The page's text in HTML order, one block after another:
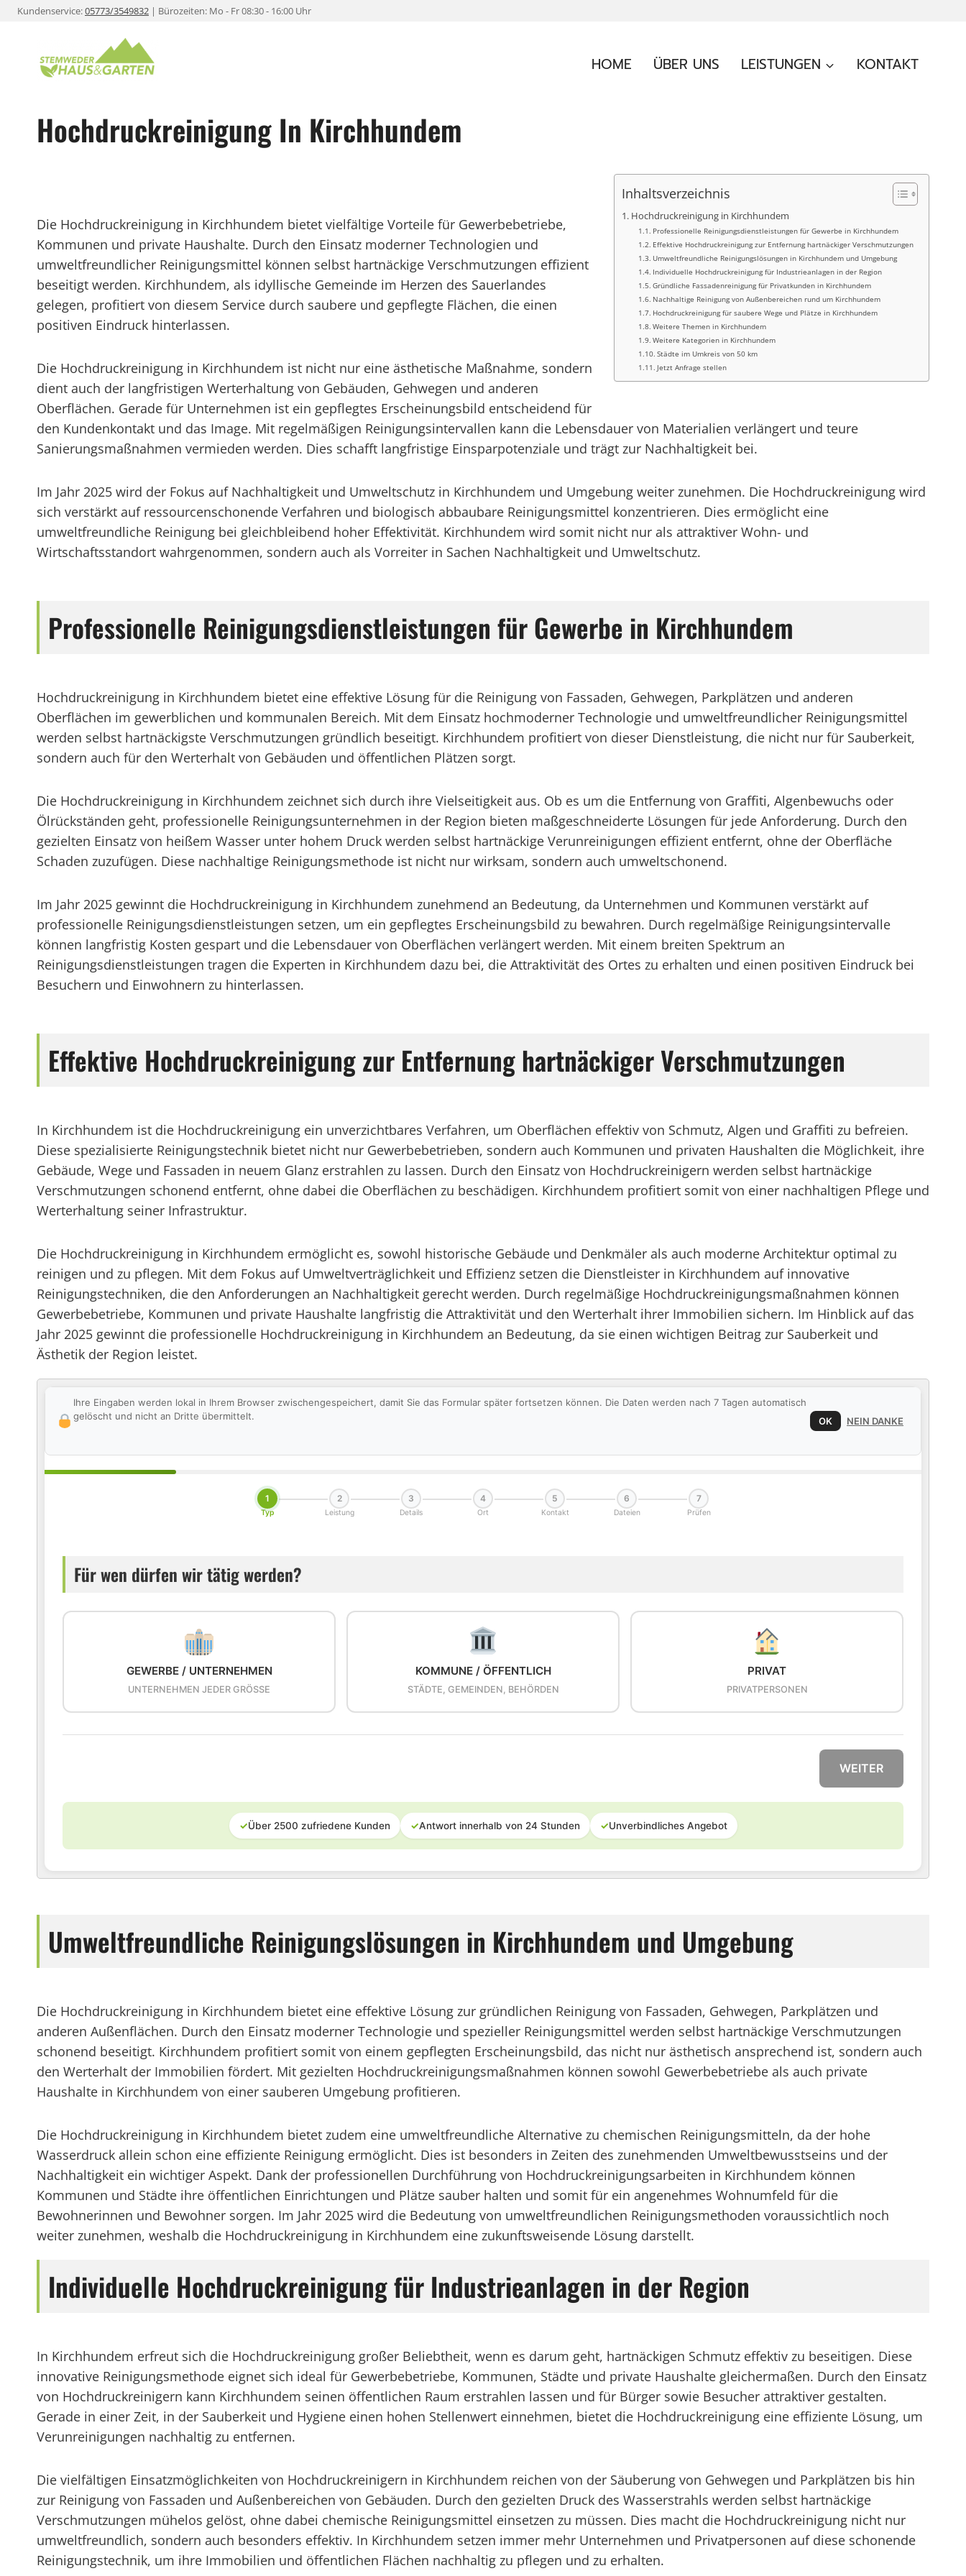
ZumKundenservice:05773/3549832 | Bürozeiten: Mo - Fr 08:30 - 16:00 Uhr
HOME ÜBER UNS LEISTUNGEN KONTAKT
Hochdruckreinigung In Kirchhundem
Inhaltsverzeichnis
Hochdruckreinigung in Kirchhundem
Professionelle Reinigungsdienstleistungen für Gewerbe in Kirchhundem
Effektive Hochdruckreinigung zur Entfernung hartnäckiger Verschmutzungen
Umweltfreundliche Reinigungslösungen in Kirchhundem und Umgebung
Individuelle Hochdruckreinigung für Industrieanlagen in der Region
Gründliche Fassadenreinigung für Privatkunden in Kirchhundem
Nachhaltige Reinigung von Außenbereichen rund um Kirchhundem
Hochdruckreinigung für saubere Wege und Plätze in Kirchhundem
Weitere Themen in Kirchhundem
Weitere Kategorien in Kirchhundem
Städte im Umkreis von 50 km
Jetzt Anfrage stellen
Die Hochdruckreinigung in Kirchhundem bietet vielfältige Vorteile für Gewerbebetriebe,
Kommunen und private Haushalte. Durch den Einsatz moderner Technologien und
umweltfreundlicher Reinigungsmittel können selbst hartnäckige Verschmutzungen effizient
beseitigt werden. Kirchhundem, als idyllische Gemeinde im Herzen des Sauerlandes
gelegen, profitiert von diesem Service durch saubere und gepflegte Flächen, die einen
positiven Eindruck hinterlassen.
Die Hochdruckreinigung in Kirchhundem ist nicht nur eine ästhetische Maßnahme, sondern
dient auch der langfristigen Werterhaltung von Gebäuden, Gehwegen und anderen
Oberflächen. Gerade für Unternehmen ist ein gepflegtes Erscheinungsbild entscheidend für
den Kundenkontakt und das Image. Mit regelmäßigen Reinigungsintervallen kann die Lebensdauer von Materialien verlängert und teure
Sanierungsmaßnahmen vermieden werden. Dies schafft langfristige Einsparpotenziale und trägt zur Nachhaltigkeit bei.
Im Jahr 2025 wird der Fokus auf Nachhaltigkeit und Umweltschutz in Kirchhundem und Umgebung weiter zunehmen. Die Hochdruckreinigung wird
sich verstärkt auf ressourcenschonende Verfahren und biologisch abbaubare Reinigungsmittel konzentrieren. Dies ermöglicht eine
umweltfreundliche Reinigung bei gleichbleibend hoher Effektivität. Kirchhundem wird somit nicht nur als attraktiver Wohn- und
Wirtschaftsstandort wahrgenommen, sondern auch als Vorreiter in Sachen Nachhaltigkeit und Umweltschutz.
Professionelle Reinigungsdienstleistungen für Gewerbe in Kirchhundem
Hochdruckreinigung in Kirchhundem bietet eine effektive Lösung für die Reinigung von Fassaden, Gehwegen, Parkplätzen und anderen
Oberflächen im gewerblichen und kommunalen Bereich. Mit dem Einsatz hochmoderner Technologie und umweltfreundlicher Reinigungsmittel
werden selbst hartnäckigste Verschmutzungen gründlich beseitigt. Kirchhundem profitiert von dieser Dienstleistung, die nicht nur für Sauberkeit,
sondern auch für den Werterhalt von Gebäuden und öffentlichen Plätzen sorgt.
Die Hochdruckreinigung in Kirchhundem zeichnet sich durch ihre Vielseitigkeit aus. Ob es um die Entfernung von Graffiti, Algenbewuchs oder
Ölrückständen geht, professionelle Reinigungsunternehmen in der Region bieten maßgeschneiderte Lösungen für jede Anforderung. Durch den
gezielten Einsatz von heißem Wasser unter hohem Druck werden selbst hartnäckige Verunreinigungen effizient entfernt, ohne der Oberfläche
Schaden zuzufügen. Diese nachhaltige Reinigungsmethode ist nicht nur wirksam, sondern auch umweltschonend.
Im Jahr 2025 gewinnt die Hochdruckreinigung in Kirchhundem zunehmend an Bedeutung, da Unternehmen und Kommunen verstärkt auf
professionelle Reinigungsdienstleistungen setzen, um ein gepflegtes Erscheinungsbild zu bewahren. Durch regelmäßige Reinigungsintervalle
können langfristig Kosten gespart und die Lebensdauer von Oberflächen verlängert werden. Mit einem breiten Spektrum an
Reinigungsdienstleistungen tragen die Experten in Kirchhundem dazu bei, die Attraktivität des Ortes zu erhalten und einen positiven Eindruck bei
Besuchern und Einwohnern zu hinterlassen.
Effektive Hochdruckreinigung zur Entfernung hartnäckiger Verschmutzungen
In Kirchhundem ist die Hochdruckreinigung ein unverzichtbares Verfahren, um Oberflächen effektiv von Schmutz, Algen und Graffiti zu befreien.
Diese spezialisierte Reinigungstechnik bietet nicht nur Gewerbebetrieben, sondern auch Kommunen und privaten Haushalten die Möglichkeit, ihre
Gebäude, Wege und Fassaden in neuem Glanz erstrahlen zu lassen. Durch den Einsatz von Hochdruckreinigern werden selbst hartnäckige
Verschmutzungen schonend entfernt, ohne dabei die Oberflächen zu beschädigen. Kirchhundem profitiert somit von einer nachhaltigen Pflege und
Werterhaltung seiner Infrastruktur.
Die Hochdruckreinigung in Kirchhundem ermöglicht es, sowohl historische Gebäude und Denkmäler als auch moderne Architektur optimal zu
reinigen und zu pflegen. Mit dem Fokus auf Umweltverträglichkeit und Effizienz setzen die Dienstleister in Kirchhundem auf innovative
Reinigungstechniken, die den Anforderungen an Nachhaltigkeit gerecht werden. Durch regelmäßige Hochdruckreinigungsmaßnahmen können
Gewerbebetriebe, Kommunen und private Haushalte langfristig die Attraktivität und den Werterhalt ihrer Immobilien sichern. Im Hinblick auf das
Jahr 2025 gewinnt die professionelle Hochdruckreinigung in Kirchhundem an Bedeutung, da sie einen wichtigen Beitrag zur Sauberkeit und
Ästhetik der Region leistet.
Ihre Eingaben werden lokal in Ihrem Browser zwischengespeichert, damit Sie das Formular später fortsetzen können. Die Daten werden nach 7 Tagen automatisch
gelöscht und nicht an Dritte übermittelt.
OK NEIN DANKE
1
Typ
2
Leistung
3
Details
4
Ort
5
Kontakt
6
Dateien
7
Prüfen
Für wen dürfen wir tätig werden?
GEWERBE / UNTERNEHMEN
UNTERNEHMEN JEDER GRÖSSE
KOMMUNE / ÖFFENTLICH
STÄDTE, GEMEINDEN, BEHÖRDEN
PRIVAT
PRIVATPERSONEN
WEITER
✓Über 2500 zufriedene Kunden ✓Antwort innerhalb von 24 Stunden ✓Unverbindliches Angebot
Umweltfreundliche Reinigungslösungen in Kirchhundem und Umgebung
Die Hochdruckreinigung in Kirchhundem bietet eine effektive Lösung zur gründlichen Reinigung von Fassaden, Gehwegen, Parkplätzen und
anderen Außenflächen. Durch den Einsatz moderner Technologie und spezieller Reinigungsmittel werden selbst hartnäckige Verschmutzungen
schonend beseitigt. Kirchhundem profitiert somit von einem gepflegten Erscheinungsbild, das nicht nur ästhetisch ansprechend ist, sondern auch
den Werterhalt der Immobilien fördert. Mit gezielten Hochdruckreinigungsmaßnahmen können sowohl Gewerbebetriebe als auch private
Haushalte in Kirchhundem von einer sauberen Umgebung profitieren.
Die Hochdruckreinigung in Kirchhundem bietet zudem eine umweltfreundliche Alternative zu chemischen Reinigungsmitteln, da der hohe
Wasserdruck allein schon eine effiziente Reinigung ermöglicht. Dies ist besonders in Zeiten des zunehmenden Umweltbewusstseins und der
Nachhaltigkeit ein wichtiger Aspekt. Dank der professionellen Durchführung von Hochdruckreinigungsarbeiten in Kirchhundem können
Kommunen und Städte ihre öffentlichen Einrichtungen und Plätze sauber halten und somit für ein angenehmes Wohnumfeld für die
Bewohnerinnen und Bewohner sorgen. Im Jahr 2025 wird die Bedeutung von umweltfreundlichen Reinigungsmethoden voraussichtlich noch
weiter zunehmen, weshalb die Hochdruckreinigung in Kirchhundem eine zukunftsweisende Lösung darstellt.
Individuelle Hochdruckreinigung für Industrieanlagen in der Region
In Kirchhundem erfreut sich die Hochdruckreinigung großer Beliebtheit, wenn es darum geht, hartnäckigen Schmutz effektiv zu beseitigen. Diese
innovative Reinigungsmethode eignet sich ideal für Gewerbebetriebe, Kommunen, Städte und private Haushalte gleichermaßen. Durch den Einsatz
von Hochdruckreinigern kann Kirchhundem seinen öffentlichen Raum erstrahlen lassen und für Bürger sowie Besucher attraktiver gestalten.
Gerade in einer Zeit, in der Sauberkeit und Hygiene einen hohen Stellenwert einnehmen, bietet die Hochdruckreinigung eine effiziente Lösung, um
Verunreinigungen nachhaltig zu entfernen.
Die vielfältigen Einsatzmöglichkeiten von Hochdruckreinigern in Kirchhundem reichen von der Säuberung von Gehwegen und Parkplätzen bis hin
zur Reinigung von Fassaden und Außenbereichen von Gebäuden. Durch den gezielten Druck des Wasserstrahls werden selbst hartnäckige
Verschmutzungen mühelos gelöst, ohne dabei chemische Reinigungsmittel einsetzen zu müssen. Dies macht die Hochdruckreinigung nicht nur
umweltfreundlich, sondern auch besonders effektiv. In Kirchhundem setzen immer mehr Unternehmen und Privatpersonen auf diese schonende
Reinigungstechnik, um ihre Immobilien und öffentlichen Flächen nachhaltig zu pflegen und zu erhalten.